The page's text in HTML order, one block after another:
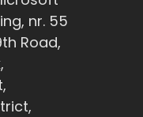
nr. 55
Road,